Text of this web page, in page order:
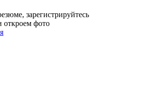
зарегистрируйтесь
откроем фото